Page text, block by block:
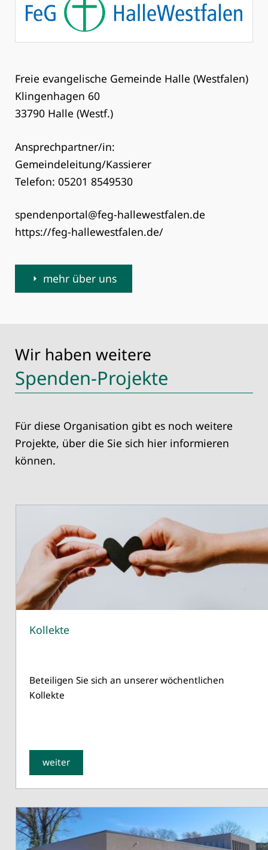
Freie evangelische Gemeinde Halle (Westfalen)
Klingenhagen 60
33790 Halle (Westf.)
Ansprechpartner/in:
Gemeindeleitung/Kassierer
Telefon: 05201 8549530
spendenportal@feg-hallewestfalen.de
https://feg-hallewestfalen.de/
mehr über uns
Wir haben weitere
Spenden-Projekte
Für diese Organisation gibt es noch weitere
Projekte, über die Sie sich hier informieren
können.
Kollekte
Beteiligen Sie sich an unserer wöchentlichen
Kollekte
weiter